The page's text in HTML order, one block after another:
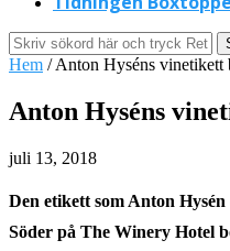
Hem /Anton Hyséns vinetikett
Anton Hyséns
juli 13, 2018
Den etikett som Anton
Söder på The Winery Hotel